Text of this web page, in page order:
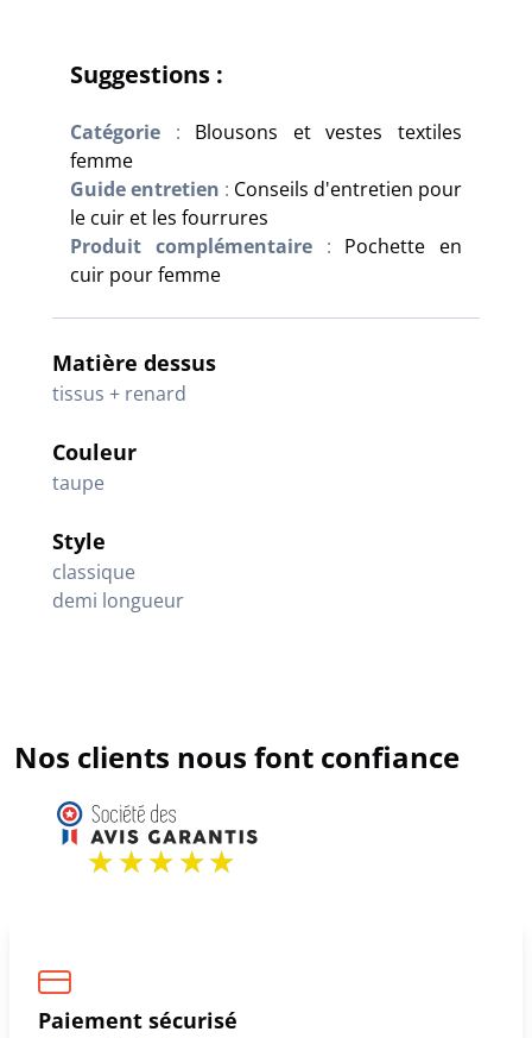
Suggestions :
Catégorie : Blousons et vestes textiles
femme
Guide entretien : Conseils d'entretien pour
le cuir et les fourrures
Produit complémentaire: Pochette en
cuir pour femme
Matière dessus
tissus + renard
Couleur
taupe
Style
classique
demi longueur
Nos clients nous font confiance
Paiement sécurisé